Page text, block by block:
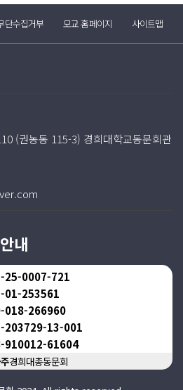
단수집거부 모교 홈페이지 사이트맵
(권농동 115-3) 경희대학교동문회관
내
25-0007-721
01-253561
018-266960
203729-13-001
910012-61604
경희대총동문회